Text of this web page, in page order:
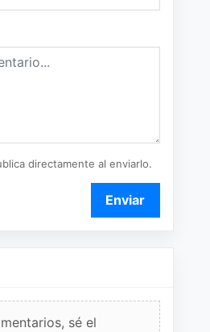
directamente al enviarlo.
Enviar
sé el